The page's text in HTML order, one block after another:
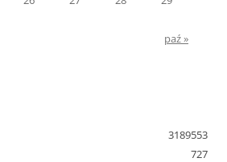
paź »
3189553
727